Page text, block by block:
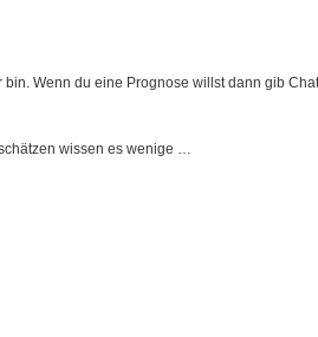
Wenn du eine Prognose willst dann gib
wissen es wenige …